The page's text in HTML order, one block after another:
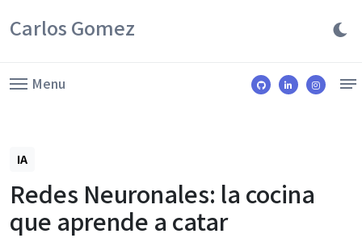
Carlos Gomez
Menu
IA
Redes Neuronales: la cocina
que aprende a catar